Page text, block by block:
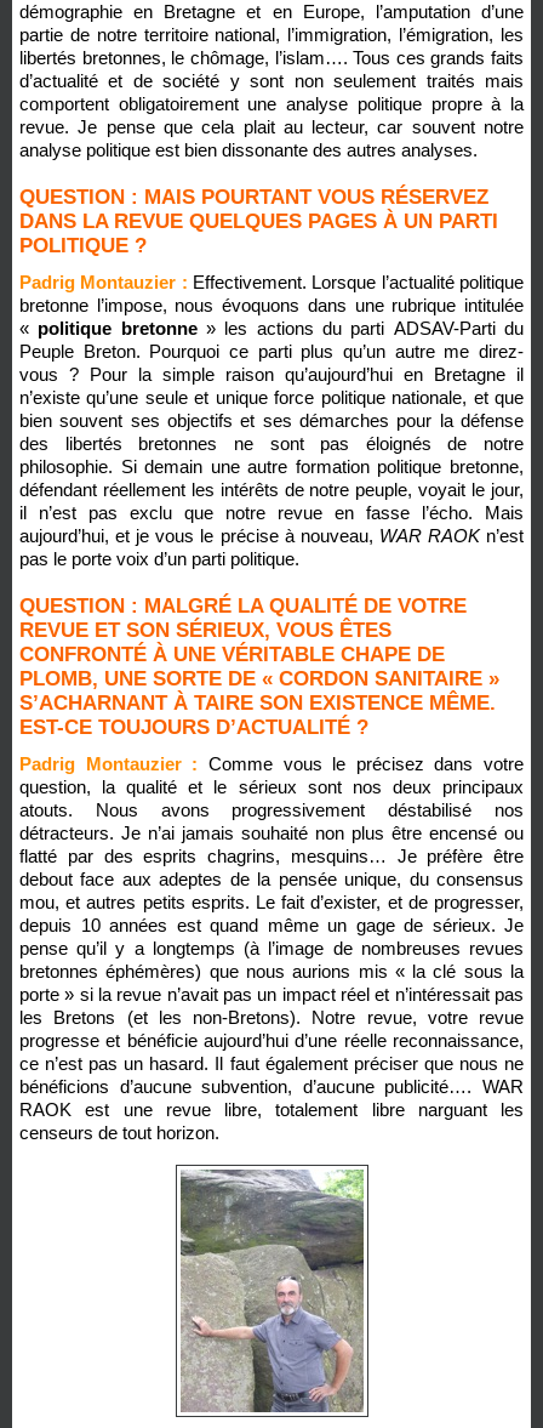
démographie en Bretagne et en Europe, l’amputation d’une
partie de notre territoire national, l’immigration, l’émigration, les
libertés bretonnes, le chômage, l’islam…. Tous ces grands faits
d’actualité et de société y sont non seulement traités mais
comportent obligatoirement une analyse politique propre à la
revue. Je pense que cela plait au lecteur, car souvent notre
analyse politique est bien dissonante des autres analyses.
QUESTION : MAIS POURTANT VOUS RÉSERVEZ
DANS LA REVUE QUELQUES PAGES À UN PARTI
POLITIQUE ?
Padrig Montauzier : Effectivement. Lorsque l’actualité politique
bretonne l’impose, nous évoquons dans une rubrique intitulée
« politique bretonne» les actions du parti ADSAV-Parti du
Peuple Breton. Pourquoi ce parti plus qu’un autre me direz-
vous ? Pour la simple raison qu’aujourd’hui en Bretagne il
n’existe qu’une seule et unique force politique nationale, et que
bien souvent ses objectifs et ses démarches pour la défense
des libertés bretonnes ne sont pas éloignés de notre
philosophie. Si demain une autre formation politique bretonne,
défendant réellement les intérêts de notre peuple, voyait le jour,
il n’est pas exclu que notre revue en fasse l’écho. Mais
aujourd’hui, et je vous le précise à nouveau, WAR RAOKn’est
pas le porte voix d’un parti politique.
QUESTION : MALGRÉ LA QUALITÉ DE VOTRE
REVUE ET SON SÉRIEUX, VOUS ÊTES
CONFRONTÉ À UNE VÉRITABLE CHAPE DE
PLOMB, UNE SORTE DE « CORDON SANITAIRE »
S’ACHARNANT À TAIRE SON EXISTENCE MÊME.
EST-CE TOUJOURS D’ACTUALITÉ ?
Padrig Montauzier : Comme vous le précisez dans votre
question, la qualité et le sérieux sont nos deux principaux
atouts. Nous avons progressivement déstabilisé nos
détracteurs. Je n’ai jamais souhaité non plus être encensé ou
flatté par des esprits chagrins, mesquins… Je préfère être
debout face aux adeptes de la pensée unique, du consensus
mou, et autres petits esprits. Le fait d’exister, et de progresser,
depuis 10 années est quand même un gage de sérieux. Je
pense qu’il y a longtemps (à l’image de nombreuses revues
bretonnes éphémères) que nous aurions mis « la clé sous la
porte » si la revue n’avait pas un impact réel et n’intéressait pas
les Bretons (et les non-Bretons). Notre revue, votre revue
progresse et bénéficie aujourd’hui d’une réelle reconnaissance,
ce n’est pas un hasard. Il faut également préciser que nous ne
bénéficions d’aucune subvention, d’aucune publicité…. WAR
RAOK est une revue libre, totalement libre narguant les
censeurs de tout horizon.